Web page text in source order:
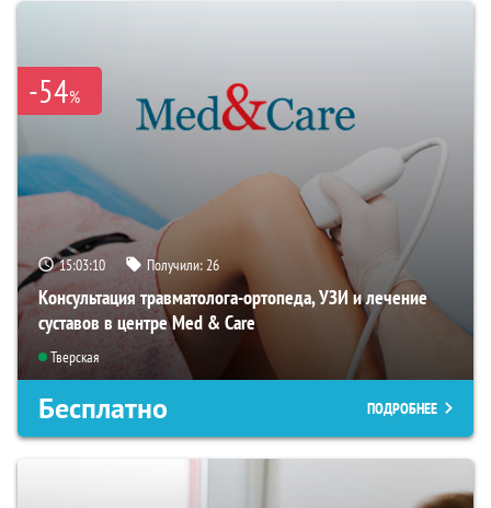
-54%
15:03:09 Получили:26
Консультация травматолога-ортопеда, УЗИ и лечение
суставов в центре Med & Care
Тверская
Бесплатно ПОДРОБНЕЕ